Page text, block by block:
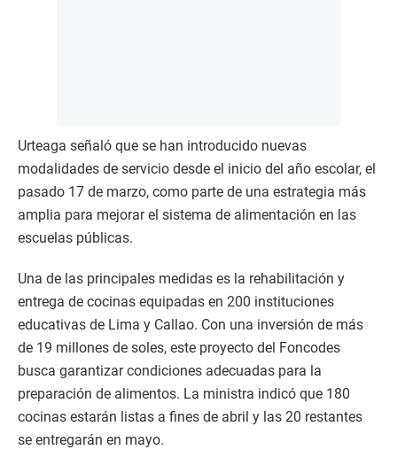
Urteaga señaló que se han introducido nuevas
modalidades de servicio desde el inicio del año escolar, el
pasado 17 de marzo, como parte de una estrategia más
amplia para mejorar el sistema de alimentación en las
escuelas públicas.
Una de las principales medidas es la rehabilitación y
entrega de cocinas equipadas en 200 instituciones
educativas de Lima y Callao. Con una inversión de más
de 19 millones de soles, este proyecto del Foncodes
busca garantizar condiciones adecuadas para la
preparación de alimentos. La ministra indicó que 180
cocinas estarán listas a fines de abril y las 20 restantes
se entregarán en mayo.